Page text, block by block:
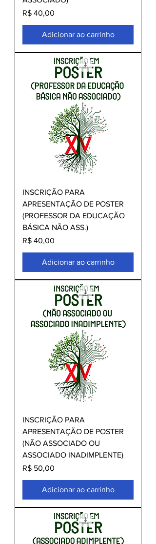
Preço
R$ 40,00
Adicionar ao carrinho
INSCRIÇÃO PARA
APRESENTAÇÃO DE POSTER
(PROFESSOR DA EDUCAÇÃO
BÁSICA NÃO ASS.)
Preço
R$ 40,00
Adicionar ao carrinho
INSCRIÇÃO PARA
APRESENTAÇÃO DE POSTER
(NÃO ASSOCIADO OU
ASSOCIADO INADIMPLENTE)
Preço
R$ 50,00
Adicionar ao carrinho